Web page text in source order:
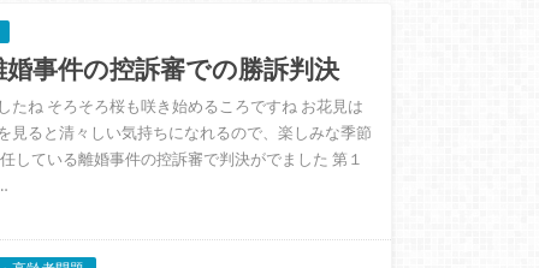
事件の控訴審での勝訴判決
たね そろそろ桜も咲き始めるころですね お花見は
見ると清々しい気持ちになれるので、楽しみな季節
している離婚事件の控訴審で判決がでました 第１